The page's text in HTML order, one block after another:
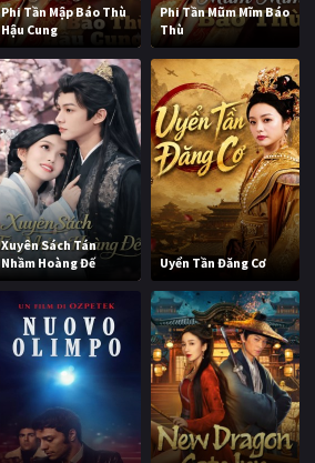
Phi Tần Mập Báo Thù
Hậu Cung
Phi Tần Mũm Mĩm Báo
Thù
Xuyên Sách Tán
Nhầm Hoàng Đế
Uyển Tần Đăng Cơ